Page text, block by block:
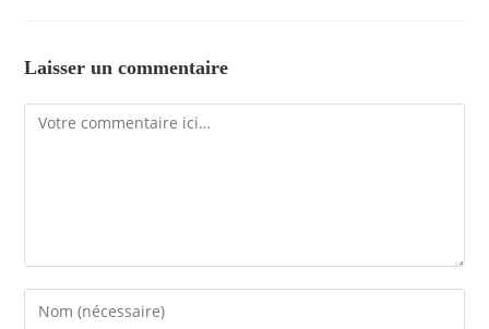
Laisser un commentaire